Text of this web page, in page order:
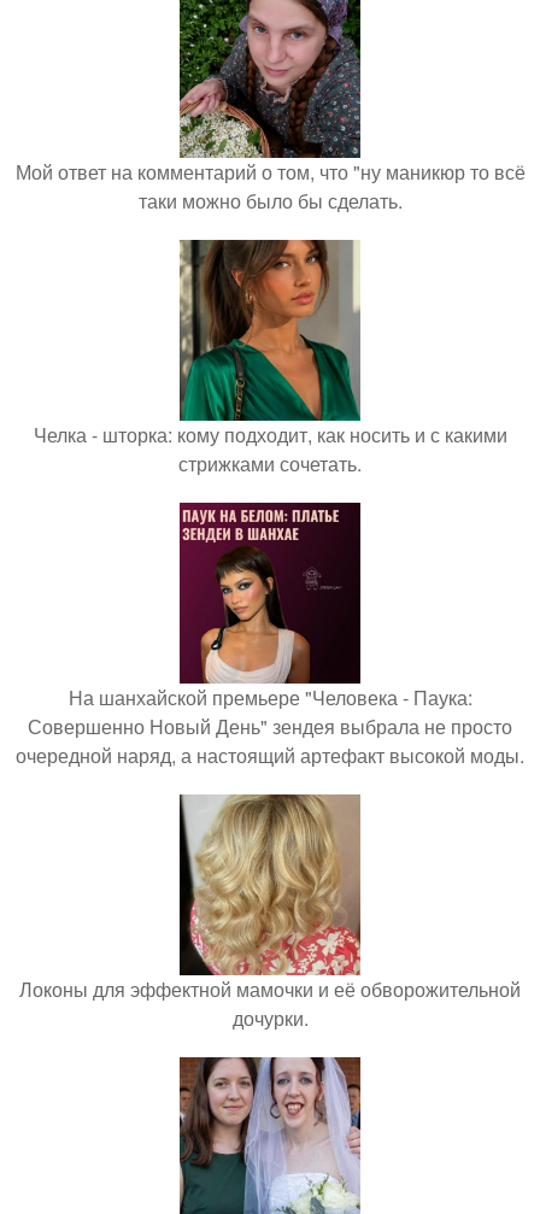
Мой ответ на комментарий о том, что "ну маникюр то всё
таки можно было бы сделать.
Челка - шторка: кому подходит, как носить и с какими
стрижками сочетать.
На шанхайской премьере "Человека - Паука:
Совершенно Новый День" зендея выбрала не просто
очередной наряд, а настоящий артефакт высокой моды.
Локоны для эффектной мамочки и её обворожительной
дочурки.